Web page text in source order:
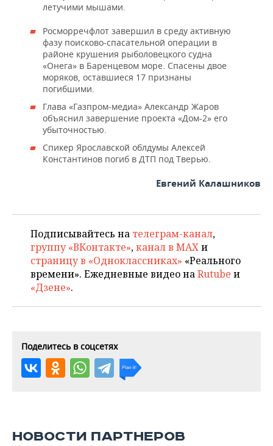
летучими мышами.
Росморречфлот завершил в среду активную
фазу поисково-спасательной операции в
районе крушения рыболовецкого судна
«Онега» в Баренцевом море. Спасены двое
моряков, оставшиеся 17 признаны
погибшими.
Глава «Газпром-медиа» Александр Жаров
объяснил завершение проекта «Дом-2» его
убыточностью.
Спикер Ярославской облдумы Алексей
Константинов погиб в ДТП под Тверью.
Евгений Калашников
Подписывайтесь на телеграм-канал,
группу «ВКонтакте»,канал в MAXи
страницу в «Одноклассниках» «Реального
времени». Ежедневные видео наRutube и
«Дзене».
Поделитесь в соцсетях
НОВОСТИ ПАРТНЕРОВ